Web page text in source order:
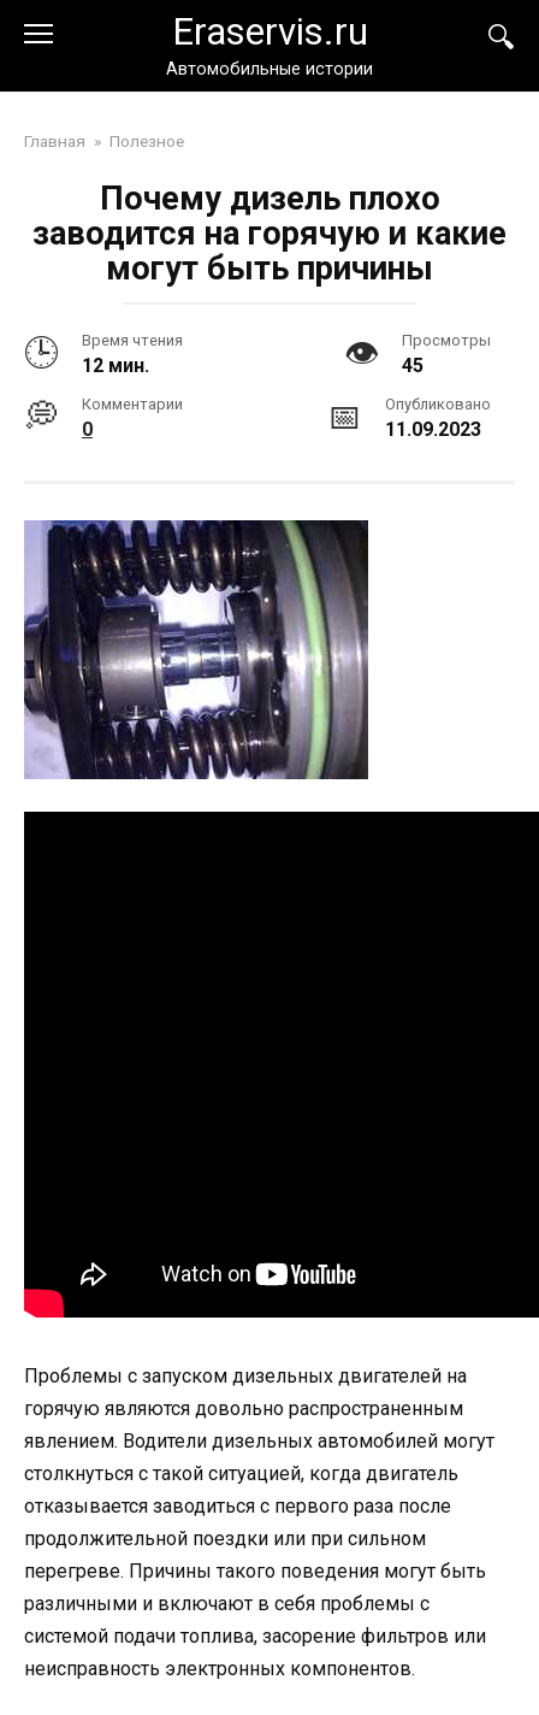
Eraservis.ru
Автомобильные истории
Главная » Полезное
Почему дизель плохо
заводится на горячую и какие
могут быть причины
Время чтения
12 мин.
Просмотры
45
Комментарии
0
Опубликовано
11.09.2023
Проблемы с запуском дизельных двигателей на
горячую являются довольно распространенным
явлением. Водители дизельных автомобилей могут
столкнуться с такой ситуацией, когда двигатель
отказывается заводиться с первого раза после
продолжительной поездки или при сильном
перегреве. Причины такого поведения могут быть
различными и включают в себя проблемы с
системой подачи топлива, засорение фильтров или
неисправность электронных компонентов.